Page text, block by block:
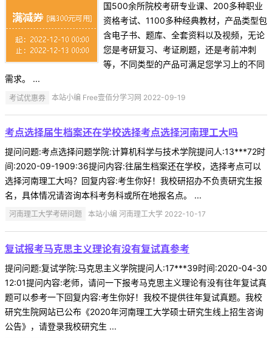
国500余所院校考研专业课、200多种职业
资格考试、1100多种经典教材，产品类型包
含电子书、题库、全套资料以及视频，无论
您是考研复习、考证刷题，还是考前冲刺
等，不同类型的产品可满足您学习上的不同
需求。 ...
考试优惠券 本站小编 Free壹佰分学习网 2022-09-19
考点选择届生档案还在学校选择考点选择河南理工大吗
提问问题:考点选择问题学院:计算机科学与技术学院提问人:13***72时
间:2020-09-1909:36提问内容:往届生档案还在学校，选择考点可以
选择河南理工大吗？回复内容:考生你好！我校研招办不负责研究生报
名，具体情况请咨询本科考务科或所在地报名点。 ...
河南理工大学考研问题 本站小编 河南理工大学 2022-10-17
复试报考马克思主义理论有没有复试真参考
提问问题:复试学院:马克思主义学院提问人:17***39时间:2020-04-30
12:01提问内容:老师，请问一下报考马克思主义理论有没有往年复试真
题可以参考一下回复内容:考生你好！我校不提供往年复试真题。我校
研究生院网站已公布《2020年河南理工大学硕士研究生线上招生咨询
公告》，请登录我校研究生 ...